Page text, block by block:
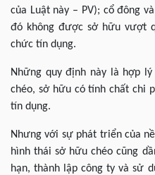
của Luật này – PV); cổ đông
đó không được sở hữu vượt
chức tín dụng.
Những quy định này là hợp
chéo, sở hữu có tính chất chi
tín dụng.
Nhưng với sự phát triển của
hình thái sở hữu chéo cũng
hạn, thành lập công ty và sử